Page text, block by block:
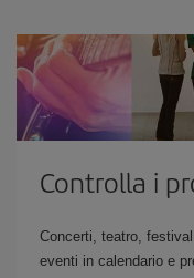
Controlla i
Concerti, teatro,
eventi in calendario e